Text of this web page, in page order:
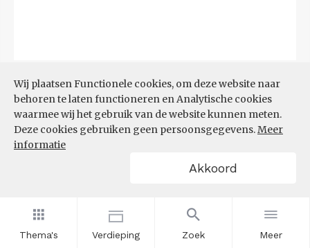
Thema's Verdieping Zoek Meer
Wij plaatsen Functionele cookies, om deze website naar
behoren te laten functioneren en Analytische cookies
waarmee wij het gebruik van de website kunnen meten.
Deze cookies gebruiken geen persoonsgegevens.Meer
informatie
Akkoord
TOP 10 REGIO'S MET KLEINSTE
AANDEEL TEKORT AAN
ARBEIDSKRACHTEN
Filters